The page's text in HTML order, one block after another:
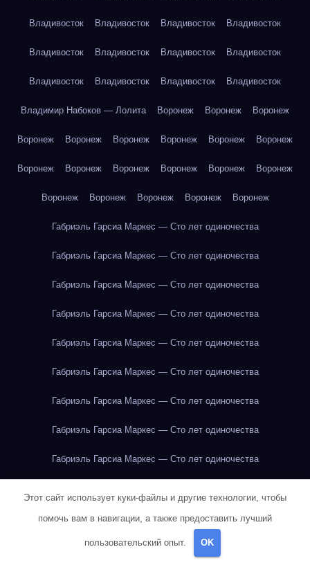
Владивосток Владивосток Владивосток Владивосток
Владивосток Владивосток Владивосток Владивосток
Владивосток Владивосток Владивосток Владивосток
Владимир Набоков — Лолита Воронеж Воронеж Воронеж
Воронеж Воронеж Воронеж Воронеж Воронеж Воронеж
Воронеж Воронеж Воронеж Воронеж Воронеж Воронеж
Воронеж Воронеж Воронеж Воронеж Воронеж
Габриэль Гарсиа Маркес — Сто лет одиночества
Габриэль Гарсиа Маркес — Сто лет одиночества
Габриэль Гарсиа Маркес — Сто лет одиночества
Габриэль Гарсиа Маркес — Сто лет одиночества
Габриэль Гарсиа Маркес — Сто лет одиночества
Габриэль Гарсиа Маркес — Сто лет одиночества
Габриэль Гарсиа Маркес — Сто лет одиночества
Габриэль Гарсиа Маркес — Сто лет одиночества
Габриэль Гарсиа Маркес — Сто лет одиночества
Габриэль Гарсиа Маркес — Сто лет одиночества
Габриэль Гарсиа Маркес — Сто лет одиночества
Этот сайт использует куки-файлы и другие технологии, чтобы
помочь вам в навигации, а также предоставить лучший
пользовательский опыт. OK